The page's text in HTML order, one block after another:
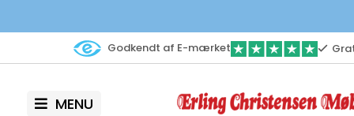
Godkendt af E-mærket
MENU